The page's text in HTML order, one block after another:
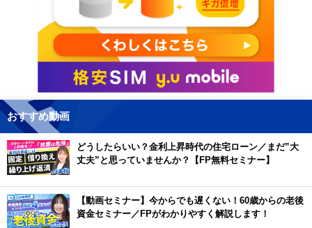
おすすめ動画
どうしたらいい？金利上昇時代の住宅ローン／まだ”大
丈夫”と思っていませんか？【FP無料セミナー】
【動画セミナー】今からでも遅くない！60歳からの老後
資金セミナー／FPがわかりやすく解説します！